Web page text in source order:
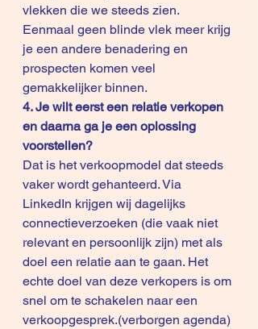
vlekken die we steeds zien.
Eenmaal geen blinde vlek meer krijg
je een andere benadering en
prospecten komen veel
gemakkelijker binnen.
4. Je wilt eerst een relatie verkopen
en daarna ga je een oplossing
voorstellen?
Dat is het verkoopmodel dat steeds
vaker wordt gehanteerd. Via
LinkedIn krijgen wij dagelijks
connectieverzoeken (die vaak niet
relevant en persoonlijk zijn) met als
doel een relatie aan te gaan. Het
echte doel van deze verkopers is om
snel om te schakelen naar een
verkoopgesprek.(verborgen agenda)